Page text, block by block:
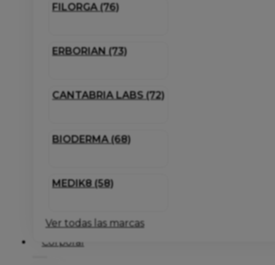
FILORGA (76)
ERBORIAN (73)
CANTABRIA LABS (72)
BIODERMA (68)
MEDIK8 (58)
Ver todas las marcas
Corporal